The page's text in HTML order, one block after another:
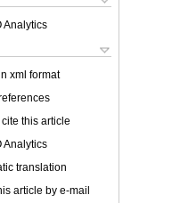
Analytics
xml format
this article
Analytics
translation
article by e-mail